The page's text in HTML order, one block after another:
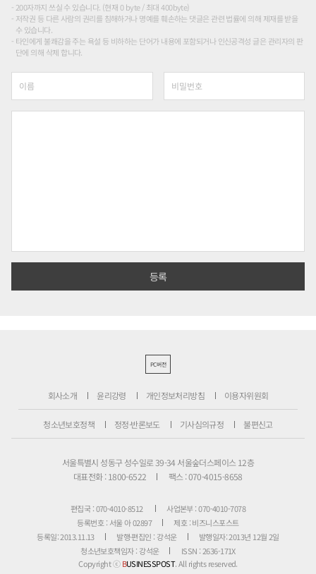
200자까지 쓰실 수 있습니다. (현재 0 byte / 최대 400byte)
저작권 등 다른 사람의 권리를 침해하거나 명예를 훼손하는 댓글은 관련 법률에 의해 제재를 받을
수 있습니다.
타인에게 불쾌감을 주는 욕설 등 비하하는 단어가 내용에 포함되거나 인신공격성 글은 관리자의 판
단에 의해 삭제 합니다.
PC버전
회사소개 윤리강령 개인정보처리방침 이용자위원회
청소년보호정책 정정·반론보도 기사심의규정 불편신고
서울특별시 성동구 성수일로 39-34 서울숲더스페이스 12층
대표전화 : 1800-6522
팩스 : 070-4015-8658
편집국 : 070-4010-8512
사업본부 : 070-4010-7078
등록번호 : 서울 아 02897
제호 : 비즈니스포스트
등록일: 2013.11.13
발행·편집인 : 강석운
발행일자: 2013년 12월 2일
청소년보호책임자 : 강석운
ISSN : 2636-171X
Copyright ⓒBUSINESSPOST. All rights reserved.